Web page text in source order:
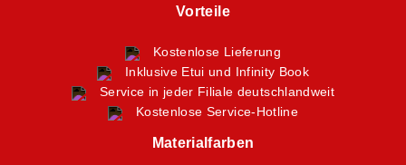
Vorteile
Kostenlose Lieferung
Inklusive Etui und Infinity Book
Service in jeder Filiale deutschlandweit
Kostenlose Service-Hotline
Materialfarben